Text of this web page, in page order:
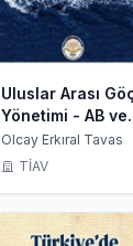
Uluslar Arası
Yönetimi - AB ve
Türkiye İlişkileri
Olcay Erkıral Tavas
TİAV